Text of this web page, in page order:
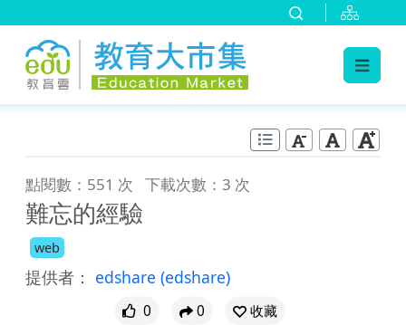
點閱數：551 次 下載次數：3 次
難忘的經驗
web
提供者： edshare (edshare)
0 0
收藏